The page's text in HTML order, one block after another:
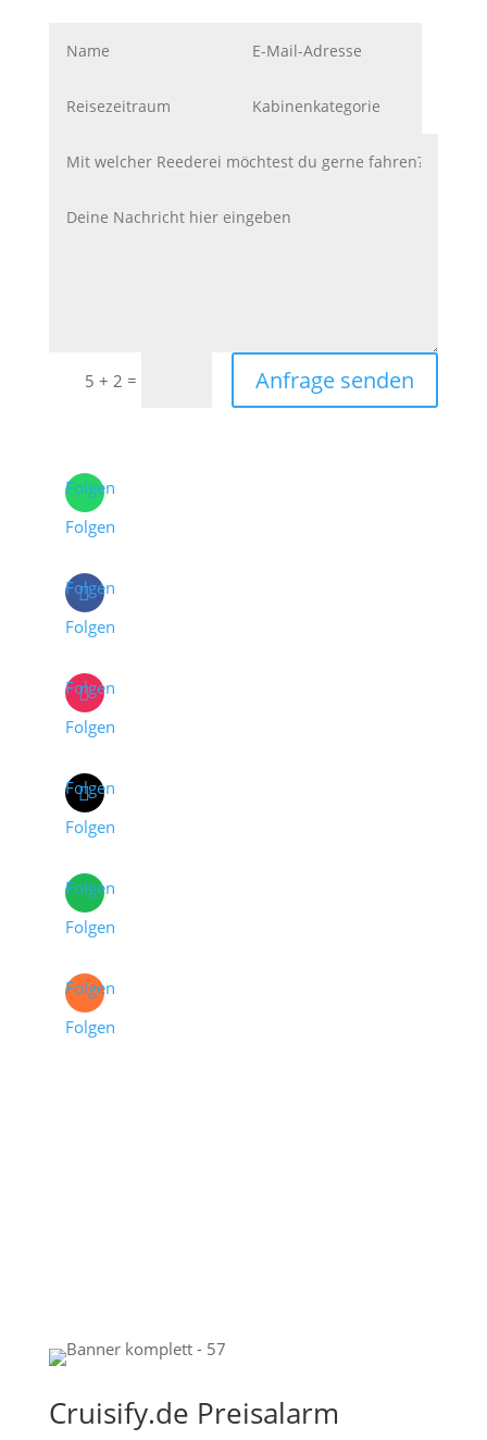
5 + 2 = Anfrage senden
Folgen
Folgen
Folgen
Folgen
Folgen
Folgen
Folgen
Folgen
Folgen
Folgen
Folgen
Folgen
Cruisify.de Preisalarm